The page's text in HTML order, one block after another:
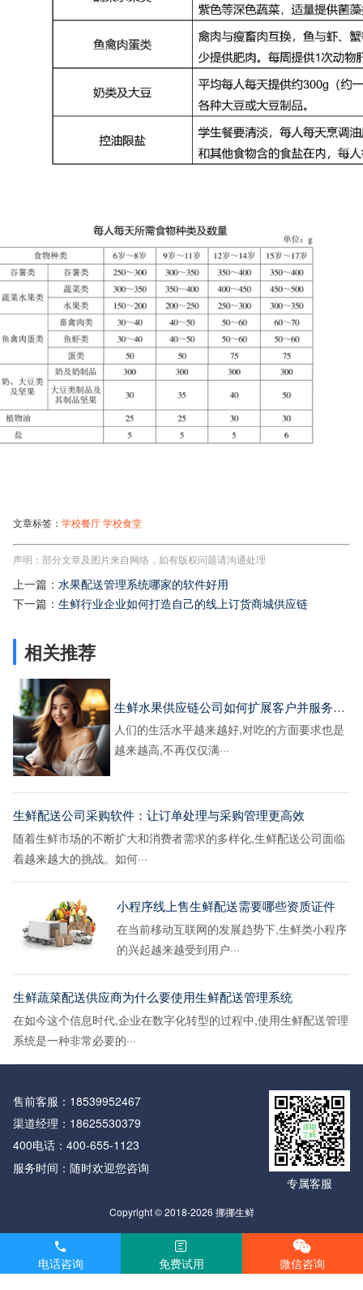
文章标签： 学校餐厅学校食堂
声明：部分文章及图片来自网络，如有版权问题请沟通处理
上一篇： 水果配送管理系统哪家的软件好用
下一篇： 生鲜行业企业如何打造自己的线上订货商城供应链
相关推荐
生鲜水果供应链公司如何扩展客户并服务好客户
人们的生活水平越来越好,对吃的方面要求也是
越来越高,不再仅仅满···
生鲜配送公司采购软件：让订单处理与采购管理更高效
随着生鲜市场的不断扩大和消费者需求的多样化,生鲜配送公司面临
着越来越大的挑战。如何···
小程序线上售生鲜配送需要哪些资质证件
在当前移动互联网的发展趋势下,生鲜类小程序
的兴起越来越受到用户···
生鲜蔬菜配送供应商为什么要使用生鲜配送管理系统
在如今这个信息时代,企业在数字化转型的过程中,使用生鲜配送管理
系统是一种非常必要的···
售前客服： 18539952467
渠道经理： 18625530379
400电话： 400-655-1123
服务时间：随时欢迎您咨询
专属客服
Copyright © 2018-2026 挪挪生鲜
电话咨询 免费试用 微信咨询